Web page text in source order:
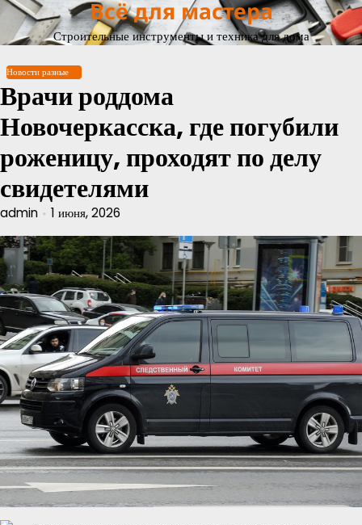
Перейти
содержимому
Всё для мастера
Строительные инструменты и техника для дома
Новости разные
Врачи роддома
Новочеркасска, где погубили
роженицу, проходят по делу
свидетелями
admin 1 июня, 2026